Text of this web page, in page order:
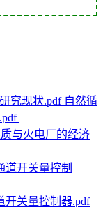
自然循
与火电厂的经济
开关量控制器.pdf